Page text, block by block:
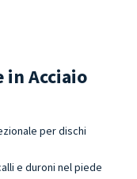
in Acciaio
per dischi
e duroni nel piede